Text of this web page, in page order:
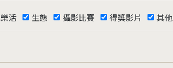
樂活 生態 攝影比賽 得獎影片 其他